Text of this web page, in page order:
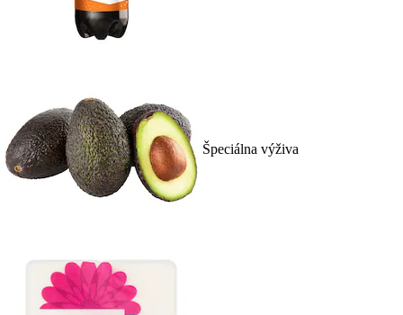
Špeciálna výživa